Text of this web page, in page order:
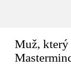
Muž,